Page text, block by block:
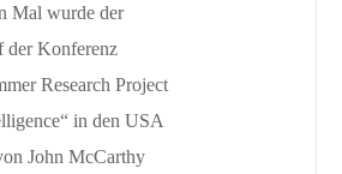
Mal wurde der
der Konferenz
Research Project
in den USA
John McCarthy